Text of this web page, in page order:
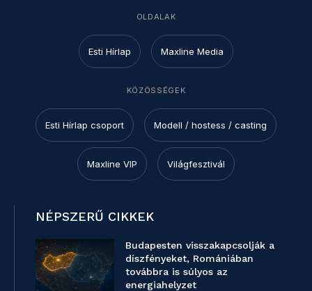
OLDALAK
Esti Hírlap Maxline Media
KÖZÖSSÉGEK
Esti Hírlap csoport Modell / hostess / casting
Maxline VIP Világfesztivál
NÉPSZERŰ CIKKEK
Budapesten visszakapcsolják a
díszfényeket, Romániában
továbbra is súlyos az
energiahelyzet